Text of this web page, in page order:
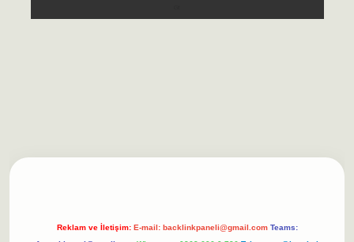
Reklam ve İletişim: E-mail: backlinkpaneli@gmail.com Teams: